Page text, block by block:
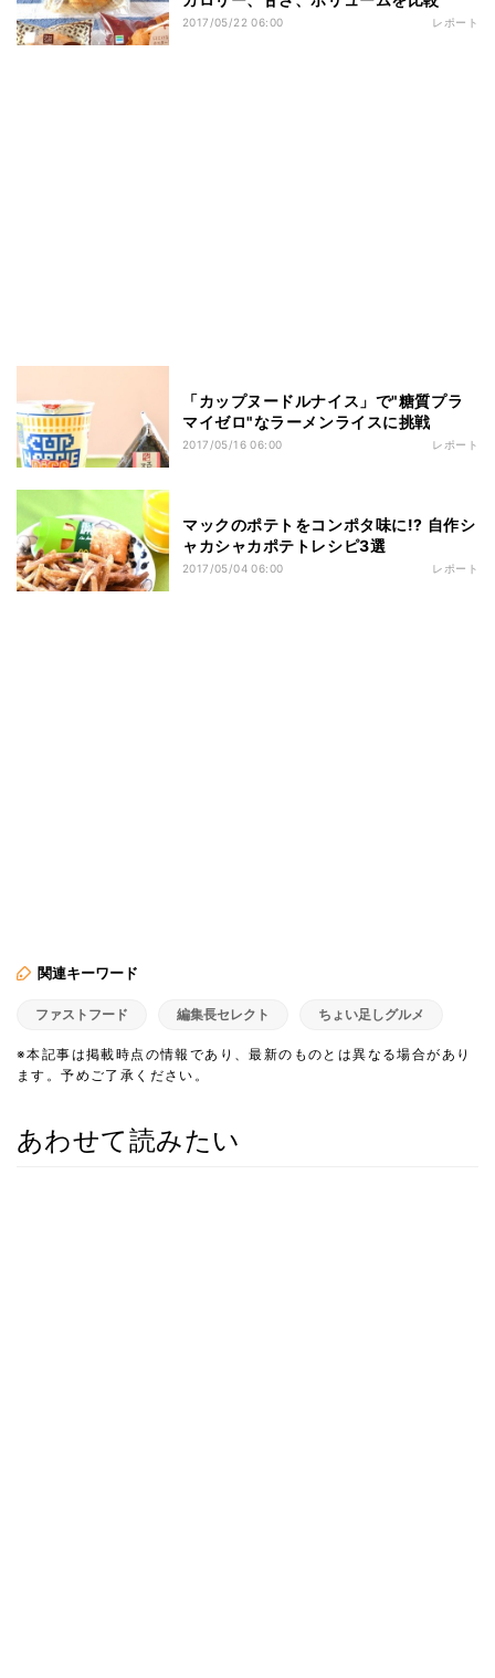
2017/05/22 06:00 レポート
「カップヌードルナイス」で"糖質プラ
マイゼロ"なラーメンライスに挑戦
2017/05/16 06:00 レポート
マックのポテトをコンポタ味に!? 自作シ
ャカシャカポテトレシピ3選
2017/05/04 06:00 レポート
関連キーワード
ファストフード 編集長セレクト ちょい足しグルメ
※本記事は掲載時点の情報であり、最新のものとは異なる場合があり
ます。予めご了承ください。
あわせて読みたい